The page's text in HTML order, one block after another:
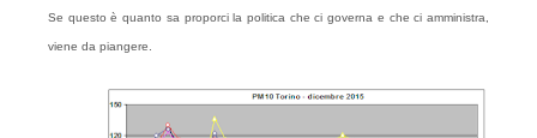
Se questo è quanto sa proporci la politica che ci governa e che ci amministra,
viene da piangere.